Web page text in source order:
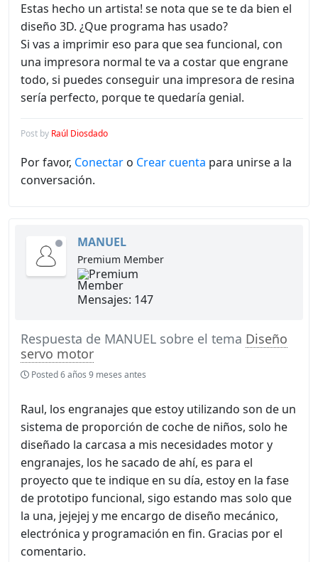
Estas hecho un artista! se nota que se te da bien el
diseño 3D. ¿Que programa has usado?
Si vas a imprimir eso para que sea funcional, con
una impresora normal te va a costar que engrane
todo, si puedes conseguir una impresora de resina
sería perfecto, porque te quedaría genial.
Post by Raúl Diosdado
Por favor, Conectar o Crear cuenta para unirse a la
conversación.
MANUEL
línea Premium Member
Mensajes: 147
Respuesta de MANUEL sobre el tema Diseño
servo motor
Posted6 años 9 meses antes
Raul, los engranajes que estoy utilizando son de un
sistema de proporción de coche de niños, solo he
diseñado la carcasa a mis necesidades motor y
engranajes, los he sacado de ahí, es para el
proyecto que te indique en su día, estoy en la fase
de prototipo funcional, sigo estando mas solo que
la una, jejejej y me encargo de diseño mecánico,
electrónica y programación en fin. Gracias por el
comentario.